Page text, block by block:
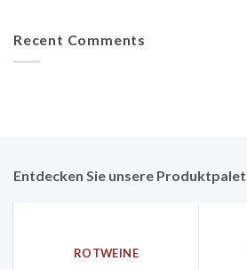
Recent Comments
Entdecken Sie unsere
ROTWEINE